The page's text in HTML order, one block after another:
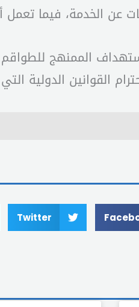
الممنهج
القوانين الدولية
Twitter